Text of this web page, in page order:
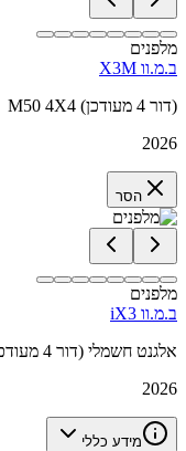
מלפנים
ב.מ.וו X3M
M50 4X4 (דור 4 מעודכן)
2026
הסר
מלפנים
ב.מ.וו iX3
iX3 40 אלגנט חשמלי (דור 4 מעודכן)
2026
מידע כללי